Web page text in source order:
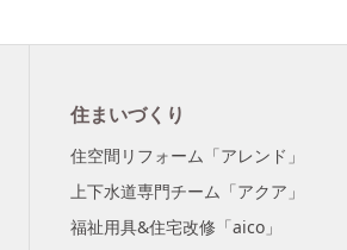
住まいづくり
住空間リフォーム「アレンド」
上下水道専門チーム「アクア」
福祉用具&住宅改修「aico」